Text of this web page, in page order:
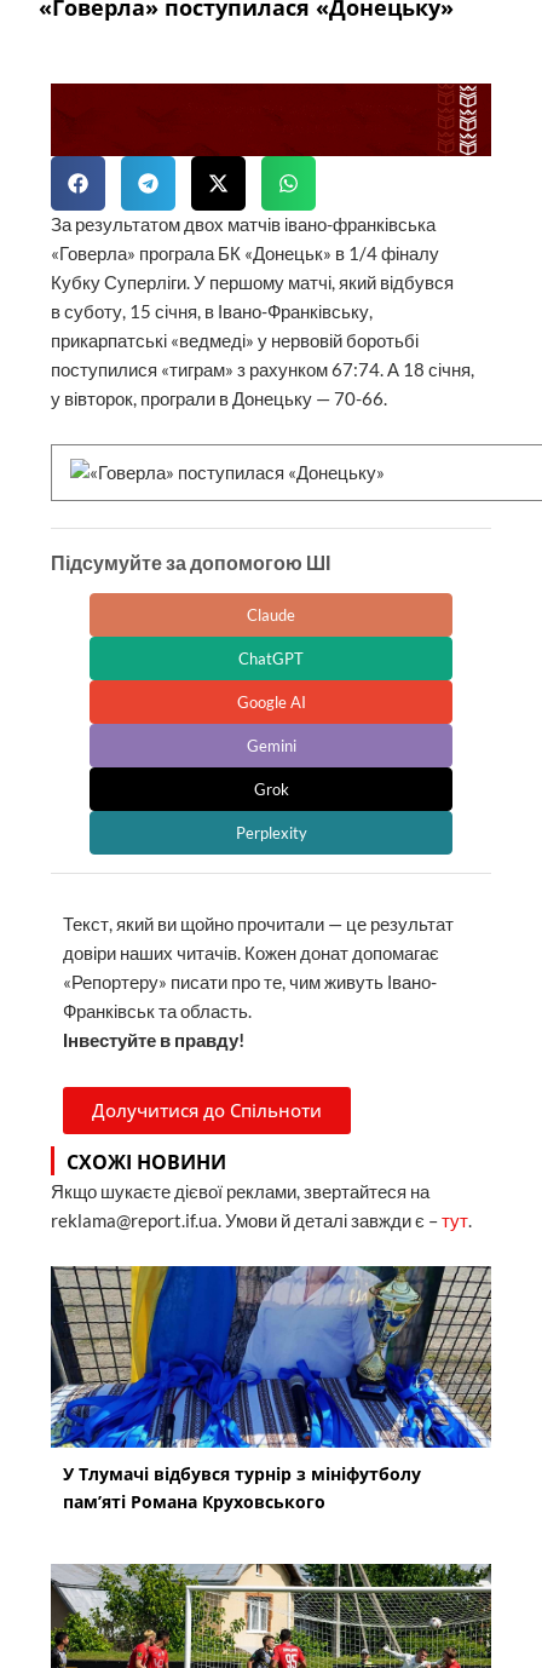
«Говерла» поступилася «Донецьку»
За результатом двох матчів івано-франківська
«Говерла» програла БК «Донецьк» в 1/4 фіналу
Кубку Суперліги. У першому матчі, який відбувся
в суботу, 15 січня, в Івано-Франківську,
прикарпатські «ведмеді» у нервовій боротьбі
поступилися «тиграм» з рахунком 67:74. А 18 січня,
у вівторок, програли в Донецьку — 70-66.
Підсумуйте за допомогою ШІ
Claude
ChatGPT
Google AI
Gemini
Grok
Perplexity
Текст, який ви щойно прочитали — це результат
довіри наших читачів. Кожен донат допомагає
«Репортеру» писати про те, чим живуть Івано-
Франківськ та область.
Інвестуйте в правду!
Долучитися до Спільноти
СХОЖІ НОВИНИ
Якщо шукаєте дієвої реклами, звертайтеся на
reklama@report.if.ua. Умови й деталі завжди є –тут.
У Тлумачі відбувся турнір з мініфутболу
пам’яті Романа Круховського